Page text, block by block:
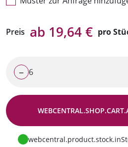
Preis ab 19,64 € pro
–
Zur Anfrage